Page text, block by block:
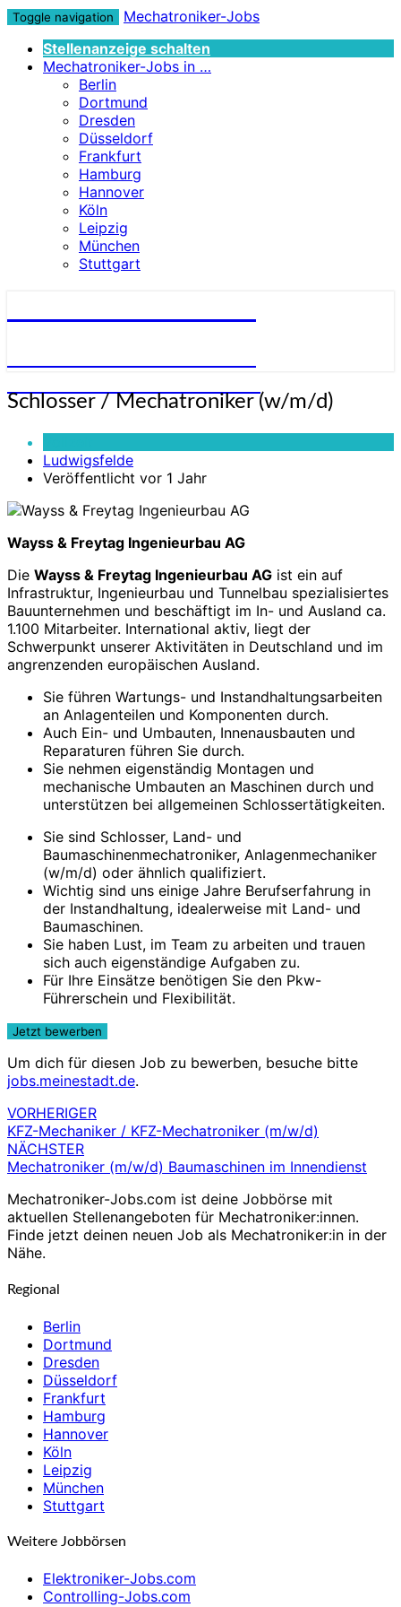
Toggle navigation
Mechatroniker-Jobs
Stellenanzeige schalten
Mechatroniker-Jobs in …
Berlin
Dortmund
Dresden
Düsseldorf
Frankfurt
Hamburg
Hannover
Köln
Leipzig
München
Stuttgart
Schlosser
Mechatroniker
(w/m/d)
Schlosser / Mechatroniker (w/m/d)
Ludwigsfelde
Veröffentlicht vor 1 Jahr
Wayss & Freytag Ingenieurbau AG
Die Wayss & Freytag Ingenieurbau AG ist ein auf
Infrastruktur, Ingenieurbau und Tunnelbau spezialisiertes
Bauunternehmen und beschäftigt im In- und Ausland ca.
1.100 Mitarbeiter. International aktiv, liegt der
Schwerpunkt unserer Aktivitäten in Deutschland und im
angrenzenden europäischen Ausland.
Sie führen Wartungs- und Instandhaltungsarbeiten
an Anlagenteilen und Komponenten durch.
Auch Ein- und Umbauten, Innenausbauten und
Reparaturen führen Sie durch.
Sie nehmen eigenständig Montagen und
mechanische Umbauten an Maschinen durch und
unterstützen bei allgemeinen Schlossertätigkeiten.
Sie sind Schlosser, Land- und
Baumaschinenmechatroniker, Anlagenmechaniker
(w/m/d) oder ähnlich qualifiziert.
Wichtig sind uns einige Jahre Berufserfahrung in
der Instandhaltung, idealerweise mit Land- und
Baumaschinen.
Sie haben Lust, im Team zu arbeiten und trauen
sich auch eigenständige Aufgaben zu.
Für Ihre Einsätze benötigen Sie den Pkw-
Führerschein und Flexibilität.
Um dich für diesen Job zu bewerben, besuche bitte
jobs.meinestadt.de.
Beitragsnavigation
VORHERIGER
KFZ-Mechaniker / KFZ-Mechatroniker (m/w/d)
NÄCHSTER
Mechatroniker (m/w/d) Baumaschinen im Innendienst
Mechatroniker-Jobs.com ist deine Jobbörse mit
aktuellen Stellenangeboten für Mechatroniker:innen.
Finde jetzt deinen neuen Job als Mechatroniker:in in der
Nähe.
Regional
Berlin
Dortmund
Dresden
Düsseldorf
Frankfurt
Hamburg
Hannover
Köln
Leipzig
München
Stuttgart
Weitere Jobbörsen
Elektroniker-Jobs.com
Controlling-Jobs.com